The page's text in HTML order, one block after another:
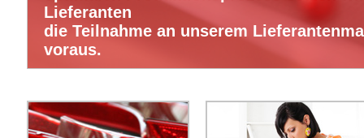
Lieferanten
die Teilnahme an unserem
voraus.